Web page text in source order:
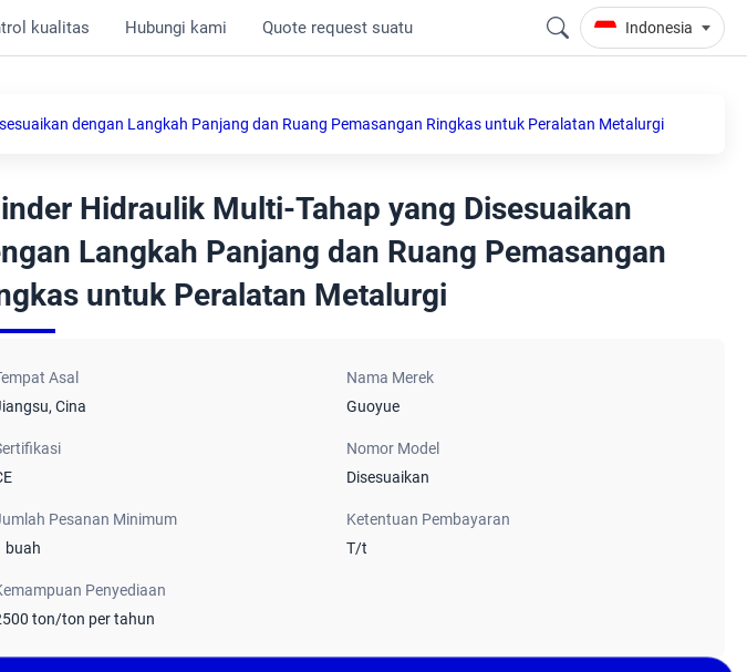
kualitas Hubungi kami Quote request suatu Indonesia
dengan Langkah Panjang dan Ruang Pemasangan Ringkas untuk Peralatan Metalurgi
Hidraulik Multi-Tahap yang Disesuaikan
Langkah Panjang dan Ruang Pemasangan
untuk Peralatan Metalurgi
Asal
Cina
Nama Merek
Guoyue
Nomor Model
Disesuaikan
Pesanan Minimum
buah
Ketentuan Pembayaran
T/t
Penyediaan
ton/ton per tahun